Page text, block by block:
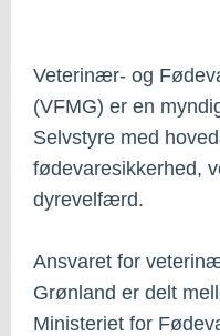
Veterinær- og
(VFMG) er en
Selvstyre med
fødevaresikkerhed,
dyrevelfærd.
Ansvaret for
Grønland er delt
Ministeriet for